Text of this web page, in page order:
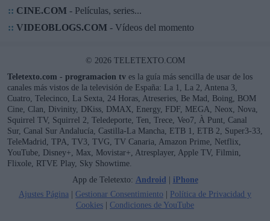
:: CINE.COM- Películas, series...
:: VIDEOBLOGS.COM- Vídeos del momento
© 2026 TELETEXTO.COM
Teletexto.com - programacion tv es la guía más sencilla de usar de los
canales más vistos de la televisión de España: La 1, La 2, Antena 3,
Cuatro, Telecinco, La Sexta, 24 Horas, Atreseries, Be Mad, Boing, BOM
Cine, Clan, Divinity, DKiss, DMAX, Energy, FDF, MEGA, Neox, Nova,
Squirrel TV, Squirrel 2, Teledeporte, Ten, Trece, Veo7, À Punt, Canal
Sur, Canal Sur Andalucía, Castilla-La Mancha, ETB 1, ETB 2, Super3-33,
TeleMadrid, TPA, TV3, TVG, TV Canaria, Amazon Prime, Netflix,
YouTube, Disney+, Max, Movistar+, Atresplayer, Apple TV, Filmin,
Flixole, RTVE Play, Sky Showtime.
App de Teletexto: Android | iPhone
Ajustes Página | Gestionar Consentimiento | Política de Privacidad y
Cookies | Condiciones de YouTube